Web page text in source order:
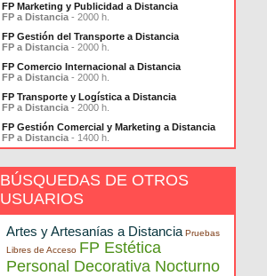
FP Marketing y Publicidad a Distancia
FP a Distancia - 2000 h.
FP Gestión del Transporte a Distancia
FP a Distancia - 2000 h.
FP Comercio Internacional a Distancia
FP a Distancia - 2000 h.
FP Transporte y Logística a Distancia
FP a Distancia - 2000 h.
FP Gestión Comercial y Marketing a Distancia
FP a Distancia - 1400 h.
BÚSQUEDAS DE OTROS
USUARIOS
Artes y Artesanías a Distancia Pruebas
Libres de Acceso FP Estética
Personal Decorativa Nocturno